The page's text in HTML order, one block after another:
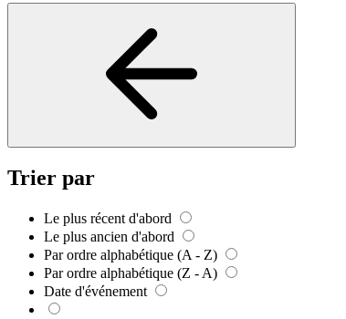
Trier par
Le plus récent d'abord
Le plus ancien d'abord
Par ordre alphabétique (A - Z)
Par ordre alphabétique (Z - A)
Date d'événement